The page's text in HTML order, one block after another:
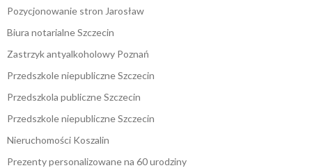
Pozycjonowanie stron Jarosław
Biura notarialne Szczecin
Zastrzyk antyalkoholowy Poznań
Przedszkole niepubliczne Szczecin
Przedszkola publiczne Szczecin
Przedszkole niepubliczne Szczecin
Nieruchomości Koszalin
Prezenty personalizowane na 60 urodziny